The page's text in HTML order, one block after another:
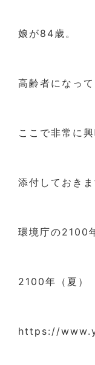
娘が84歳。
高齢者になって
ここで非常に
添付しておきま
環境庁の2100
2100年（夏）
https://